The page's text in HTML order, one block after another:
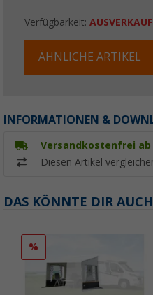
Verfügbarkeit:
ÄHNLICHE ARTIKEL
INFORMATIONEN &
Versandkostenfrei ab
Diesen Artikel
DAS KÖNNTE DIR
%